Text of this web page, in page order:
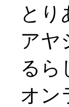
とり
アヤ
るら
オン